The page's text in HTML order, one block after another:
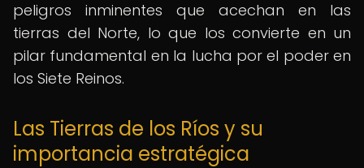
peligros inminentes que acechan en las
tierras del Norte, lo que los convierte en un
pilar fundamental en la lucha por el poder en
los Siete Reinos.
Las Tierras de los Ríos y su
importancia estratégica